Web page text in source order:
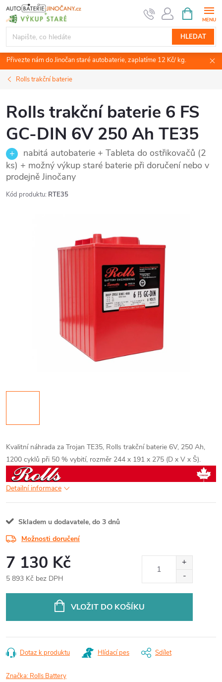
Přejít
na
obsah
HLEDAT
NÁKUPNÍ
KOŠÍK
Přivezte nám do Jinočan staré autobaterie, zaplatíme 12 Kč/ kg.
Rolls trakční baterie
Rolls trakční baterie 6 FS
GC-DIN 6V 250 Ah TE35
nabitá autobaterie + Tableta do ostřikovačů (2
ks) + možný výkup staré baterie při doručení nebo v
prodejně Jinočany
Kód produktu: RTE35
Kvalitní náhrada za Trojan TE35, Rolls trakční baterie 6V, 250 Ah,
1200 cyklů při 50 % vybití, rozměr 244 x 191 x 275 (D x V x Š).
Detailní informace
Skladem u dodavatele, do 3 dnů
Možnosti doručení
7 130 Kč
5 893 Kč bez DPH
VLOŽIT DO KOŠÍKU
Dotaz k produktu Hlídací pes Sdílet
Značka: Rolls Battery